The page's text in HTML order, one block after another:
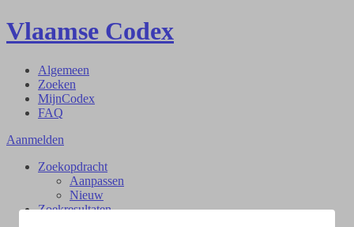
Vlaamse Codex
Algemeen
Zoeken
MijnCodex
FAQ
Aanmelden
Zoekopdracht
Aanpassen
Nieuw
Zoekresultaten